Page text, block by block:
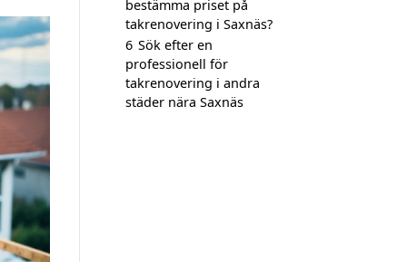
bestämma priset på
takrenovering i Saxnäs?
6 Sök efter en
professionell för
takrenovering i andra
städer nära Saxnäs